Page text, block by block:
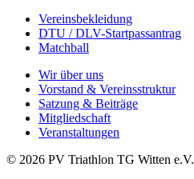
Vereinsbekleidung
DTU / DLV-Startpassantrag
Matchball
Wir über uns
Vorstand & Vereinsstruktur
Satzung & Beiträge
Mitgliedschaft
Veranstaltungen
© 2026 PV Triathlon TG Witten e.V.